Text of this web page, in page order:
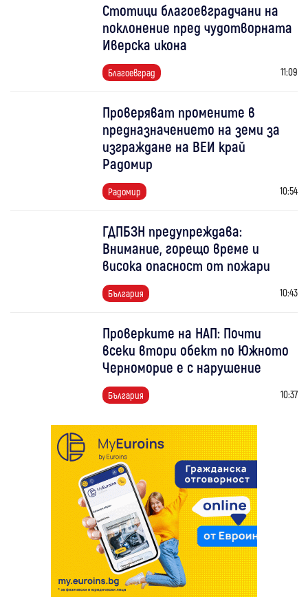
Стотици благоевградчани на
поклонение пред чудотворната
Иверска икона
Благоевград 11:09
Проверяват промените в
предназначението на земи за
изграждане на ВЕИ край
Радомир
Радомир 10:54
ГДПБЗН предупреждава:
Внимание, горещо време и
висока опасност от пожари
България 10:43
Проверките на НАП: Почти
всеки втори обект по Южното
Черноморие е с нарушение
България 10:37